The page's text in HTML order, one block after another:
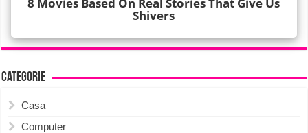
Categorie
Casa
Computer